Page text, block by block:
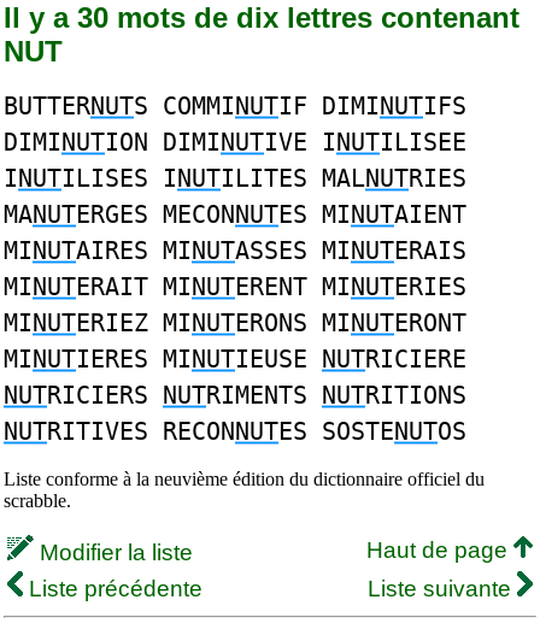
Il y a 30 mots de dix lettres contenant
NUT
BUTTERNUTS COMMINUTIF DIMINUTIFS
DIMINUTION DIMINUTIVE INUTILISEE
INUTILISES INUTILITES MALNUTRIES
MANUTERGES MECONNUTES MINUTAIENT
MINUTAIRES MINUTASSES MINUTERAIS
MINUTERAIT MINUTERENT MINUTERIES
MINUTERIEZ MINUTERONS MINUTERONT
MINUTIERES MINUTIEUSE NUTRICIERE
NUTRICIERS NUTRIMENTS NUTRITIONS
NUTRITIVES RECONNUTES SOSTENUTOS
Liste conforme à la neuvième édition du dictionnaire officiel du
scrabble.
Modifier la liste
Haut de page
Liste précédente
Liste suivante